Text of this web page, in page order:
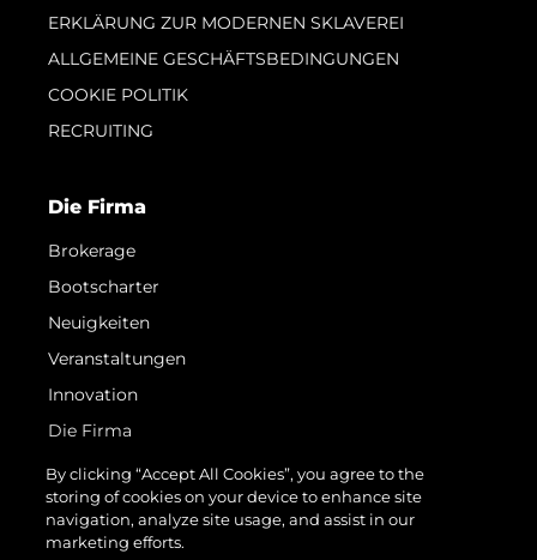
ERKLÄRUNG ZUR MODERNEN SKLAVEREI
ALLGEMEINE GESCHÄFTSBEDINGUNGEN
COOKIE POLITIK
RECRUITING
Die Firma
Brokerage
Bootscharter
Neuigkeiten
Veranstaltungen
Innovation
Die Firma
Das Team
Lifestyle
Geschichte
By clicking “Accept All Cookies”, you agree to the
storing of cookies on your device to enhance site
navigation, analyze site usage, and assist in our
marketing efforts.